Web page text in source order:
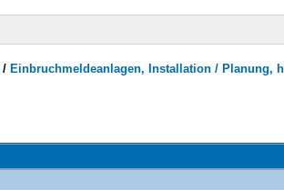
/ Einbruchmeldeanlagen, Installation / Planung,